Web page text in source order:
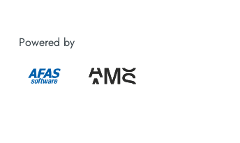
Powered by